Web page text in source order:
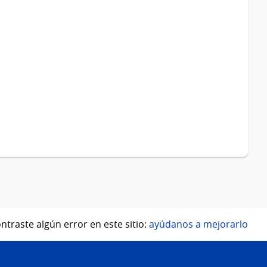
algún error en este sitio: ayúdanos a mejorarlo